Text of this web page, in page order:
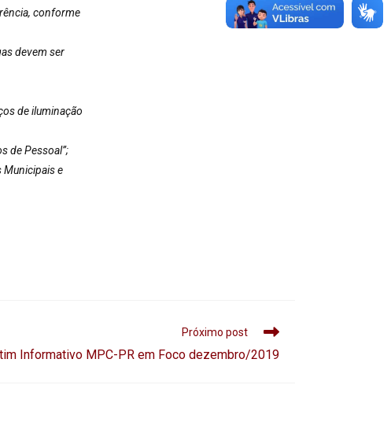
conforme
devem ser
de iluminação
de Pessoal”;
Municipais e
Próximo post
Informativo MPC-PR em Foco dezembro/2019